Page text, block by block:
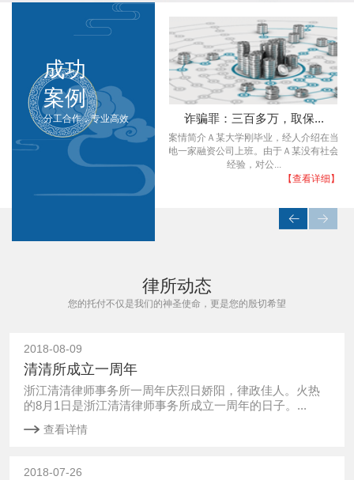
成功
案例
分工合作，专业高效
强奸罪：轮奸，取保，撤...
根据被害人小丽(化名)的笔录，张三等人
胁迫她强行在酒店开房发生性关系，人单
势薄的她在...
【查看详细】
诈骗罪：三百多万，取保...
案情简介Ａ某大学刚毕业，经人介绍在当
地一家融资公司上班。由于Ａ某没有社会
经验，对公...
【查看详细】
律所动态
您的托付不仅是我们的神圣使命，更是您的殷切希望
2018-08-09
清清所成立一周年
浙江清清律师事务所一周年庆烈日娇阳，律政佳人。火热
的8月1日是浙江清清律师事务所成立一周年的日子。...
查看详情
2018-07-26